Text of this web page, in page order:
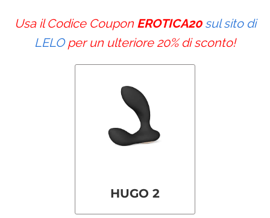
Usa il Codice Coupon EROTICA20 sul sito di
LELOper un ulteriore 20% di sconto!
HUGO 2